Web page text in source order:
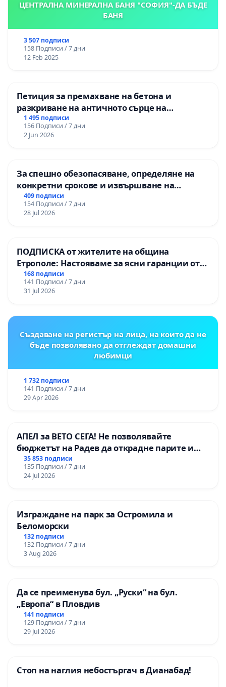
ЦЕНТРАЛНА МИНЕРАЛНА БАНЯ "СОФИЯ"-ДА БЪДЕ
БАНЯ
3 507 подписи
158 Подписи / 7 дни
12 Feb 2025
Петиция за премахване на бетона и
разкриване на античното сърце на
Могиланската могила във Враца
1 495 подписи
156 Подписи / 7 дни
2 Jun 2026
За спешно обезопасяване, определяне на
конкретни срокове и извършване на
цялостна рехабилитация на
републиканския път между пътен възел АМ
„Тракия“ - гр. Ихтиман - с. Мирово - к.к.
409 подписи
154 Подписи / 7 дни
28 Jul 2026
ПОДПИСКА от жителите на община
Етрополе: Настояваме за ясни гаранции от
“Елаците-МЕД” АД и от държавата, че ще се
изпълнят всички екологични норми!
168 подписи
141 Подписи / 7 дни
31 Jul 2026
Създаване на регистър на лица, на които да не
бъде позволявано да отглеждат домашни
любимци
1 732 подписи
141 Подписи / 7 дни
29 Apr 2026
АПЕЛ за ВЕТО СЕГА! Не позволявайте
бюджетът на Радев да открадне парите и
правата ни в тъмното
35 853 подписи
135 Подписи / 7 дни
24 Jul 2026
Изграждане на парк за Остромила и
Беломорски
132 подписи
132 Подписи / 7 дни
3 Aug 2026
Да се преименува бул. „Руски“ на бул.
„Европа“ в Пловдив
141 подписи
129 Подписи / 7 дни
29 Jul 2026
Стоп на наглия небостъргач в Дианабад!